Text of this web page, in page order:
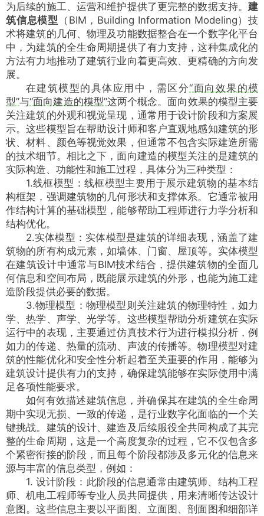
为后续的施工、运营和维护提供了更完整的数据支持。 建
筑信息模型 （BIM，Building Information Modeling）技
术将建筑的几何、物理及功能数据整合在一个数字化平台
中，为建筑的全生命周期提供了有力支持，这种集成化的
方法有力地推动了建筑行业向着更高效、更精确的方向发
展。
在建筑模型的具体应用中，需区分“面向效果的模
型”与“面向建造的模型”这两个概念。面向效果的模型主要
关注建筑的外观和视觉呈现，通常用于设计阶段和方案展
示。这些模型旨在帮助设计师和客户直观地感知建筑的形
状、材料、颜色等视觉效果，但通常不包含实际建造所需
的技术细节。相比之下，面向建造的模型关注的是建筑的
实际构造、功能性和施工过程，具体分为三种类型：
1.线框模型 ：线框模型主要用于展示建筑物的基本结
构框架，强调建筑物的几何形状和支撑体系。它通常被用
作结构计算的基础模型，能够帮助工程师进行力学分析和
结构优化。
2.实体模型：实体模型是建筑的详细表现，涵盖了建
筑物的所有构成元素，如墙体、门窗、屋顶等。实体模型
在建筑设计中通常与BIM技术结合，提供建筑物的全面几
何信息和空间布局，既能展示建筑的外形，也能为施工建
造阶段提供必要的数据。
3.物理模型：物理模型则关注建筑的物理特性，如力
学、热学、声学、光学等。这些模型帮助分析建筑在实际
运行中的表现，主要通过仿真技术行为进行模拟分析，例
如力的传递、热量的流动、声波的传播等。物理模型对建
筑的性能优化和安全性分析起着至关重要的作用，能够为
建筑设计提供有力的支持，确保建筑能够在实际使用中满
足各项性能要求。
如何有效描述建筑信息，并确保其在建筑的全生命周
期中实现无损、一致的传递，是行业数字化面临的一个关
键挑战。建筑的设计、建造及后续服役全共同构成了其完
整的生命周期，这是一个高度复杂的过程，它不仅包含多
个紧密衔接的阶段，而且每个阶段都涉及多元化的信息来
源与丰富的信息类型，例如：
1. 设计阶段：此阶段的信息通常由建筑师、结构工程
师、机电工程师等专业人员共同提供，用来清晰传达设计
意图。这些信息主要以平面图、立面图、剖面图和细部详